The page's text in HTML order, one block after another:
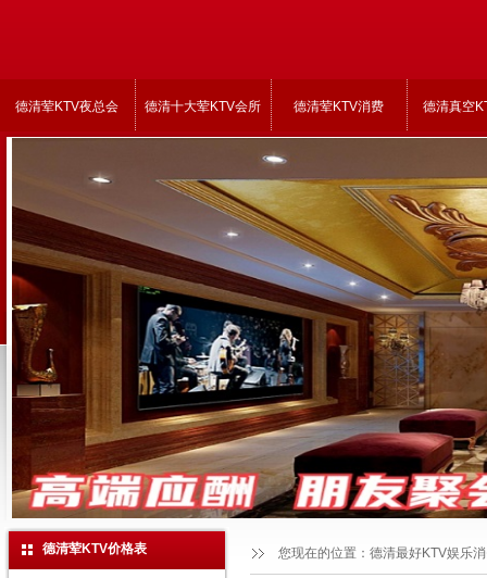
德清荤KTV夜总会 德清十大荤KTV会所 德清荤KTV消费 德清真空
德清荤KTV价格表 您现在的位置： 德清最好KTV娱乐